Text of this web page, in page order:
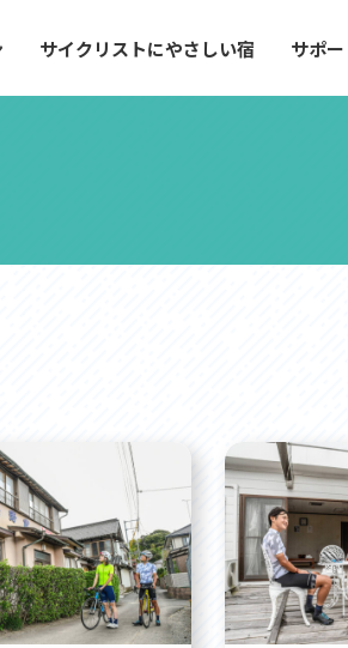
サイクリストにやさしい宿 サポ
シーサイドルート
町・ひたちなか市を中心に、
岸線などを走り抜ける爽快な
トポイント
ト
ツアー造成 (
How to スポー
リンク集
サイトマップ
お問い合わせ
プライバシー